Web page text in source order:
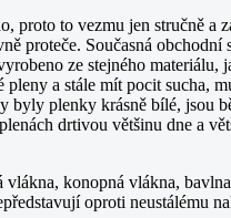
to vezmu jen stručně a
proteče. Současná
ze stejného
a stále mít pocit sucha,
plenky krásně bílé, jsou
drtivou většinu dne a
konopná vlákna,
oproti neustálému